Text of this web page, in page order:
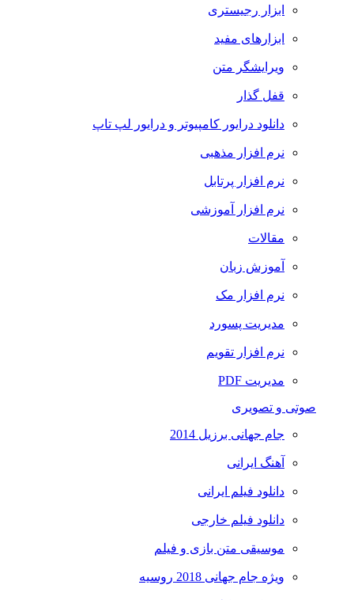
ابزار رجیستری
ابزارهای مفید
ویرایشگر متن
قفل گذار
دانلود درایور کامپیوتر و درایور لپ تاپ
نرم افزار مذهبی
نرم افزار پرتابل
نرم افزار آموزشی
مقالات
آموزش زبان
نرم افزار مک
مدیریت پسورد
نرم افزار تقویم
مدیریت PDF
صوتی و تصویری
جام جهانی برزیل 2014
آهنگ ایرانی
دانلود فیلم ایرانی
دانلود فیلم خارجی
موسیقی متن بازی و فیلم
ویژه جام جهانی 2018 روسیه